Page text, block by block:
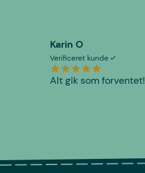
Karin O
Verificeret kunde
Alt gik som forventet!